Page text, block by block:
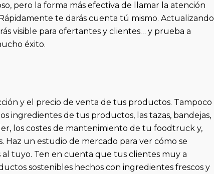
pero la forma más efectiva de llamar la atención
te darás cuenta tú mismo. Actualizando
visible para ofertantes y clientes… y prueba a
éxito.
y el precio de venta de tus productos. Tampoco
ingredientes de tus productos, las tazas, bandejas,
los costes de mantenimiento de tu foodtruck y,
Haz un estudio de mercado para ver cómo se
tuyo. Ten en cuenta que tus clientes muy a
sostenibles hechos con ingredientes frescos y